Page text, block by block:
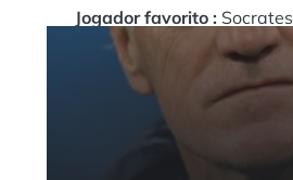
Jogador favorito : Socrates